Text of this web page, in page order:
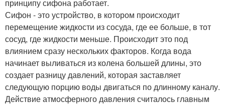
принципу сифона работает.
Сифон - это устройство, в котором происходит
перемещение жидкости из сосуда, где ее больше, в тот
сосуд, где жидкости меньше. Происходит это под
влиянием сразу нескольких факторов. Когда вода
начинает выливаться из колена большей длины, это
создает разницу давлений, которая заставляет
следующую порцию воды двигаться по длинному каналу.
Действие атмосферного давления считалось главным